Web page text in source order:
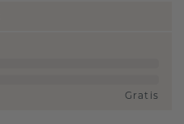
Gratis